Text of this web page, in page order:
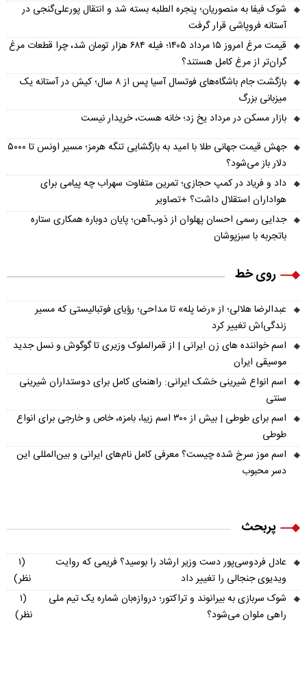
شوک فیفا به منصوریان؛ پنجره الطلبه بسته شد و انتقال پورعلی‌گنجی در
آستانه فروپاشی قرار گرفت
قیمت مرغ امروز ۱۵ مرداد ۱۴۰۵؛ فیله ۶۸۴ هزار تومان شد، چرا قطعات مرغ
گران‌تر از مرغ کامل هستند؟
بازگشت جام باشگاه‌های فوتسال آسیا پس از ۸ سال؛ کیش در آستانه یک
میزبانی بزرگ
بازار مسکن در مرداد یخ زد؛ خانه هست، خریدار نیست
جهش قیمت جهانی طلا با امید به بازگشایی تنگه هرمز؛ مسیر اونس تا ۵۰۰۰
دلار باز می‌شود؟
داد و فریاد در کمپ حجازی؛ تمرین متفاوت سهراب چه پیامی برای
هواداران استقلال داشت؟ +تصاویر
جدایی رسمی احسان پهلوان از ذوب‌آهن؛ پایان دوباره همکاری ستاره
باتجربه با سبزپوشان
روی خط
عبدالرضا هلالی؛ از «رضا پله» تا مداحی؛ رؤیای فوتبالیستی که مسیر
زندگی‌اش تغییر کرد
اسم خواننده های زن ایرانی | از قمرالملوک وزیری تا گوگوش و نسل جدید
موسیقی ایران
اسم انواع شیرینی خشک ایرانی: راهنمای کامل برای دوستداران شیرینی
سنتی
اسم برای طوطی | بیش از ۳۰۰ اسم زیبا، بامزه، خاص و خارجی برای انواع
طوطی
اسم موز سرخ شده چیست؟ معرفی کامل نام‌های ایرانی و بین‌المللی این
دسر محبوب
پربحث
عادل فردوسی‌پور دست وزیر ارشاد را بوسید؟ فریمی که روایت
ویدیوی جنجالی را تغییر داد
(۱
نظر)
شوک سربازی به بیرانوند و تراکتور؛ دروازه‌بان شماره یک تیم ملی
راهی ملوان می‌شود؟
(۱
نظر)